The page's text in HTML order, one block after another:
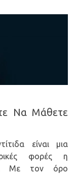
Να Μάθετε
είναι μια
φορές η
Με τον όρο